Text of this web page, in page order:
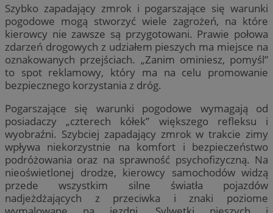
Szybko zapadający zmrok i pogarszające się warunki
pogodowe mogą stworzyć wiele zagrożeń, na które
kierowcy nie zawsze są przygotowani. Prawie połowa
zdarzeń drogowych z udziałem pieszych ma miejsce na
oznakowanych przejściach. „Zanim ominiesz, pomyśl”
to spot reklamowy, który ma na celu promowanie
bezpiecznego korzystania z dróg.
Pogarszające się warunki pogodowe wymagają od
posiadaczy „czterech kółek” większego refleksu i
wyobraźni. Szybciej zapadający zmrok w trakcie zimy
wpływa niekorzystnie na komfort i bezpieczeństwo
podróżowania oraz na sprawność psychofizyczną. Na
nieoświetlonej drodze, kierowcy samochodów widzą
przede wszystkim silne światła pojazdów
nadjeżdżających z przeciwka i znaki poziome